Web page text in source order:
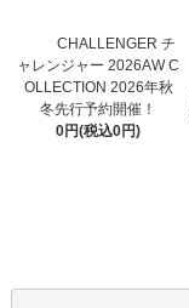
CHALLENGER チ
ャレンジャー 2026AW C
OLLECTION 2026年秋
冬先行予約開催！
0円(税込0円)